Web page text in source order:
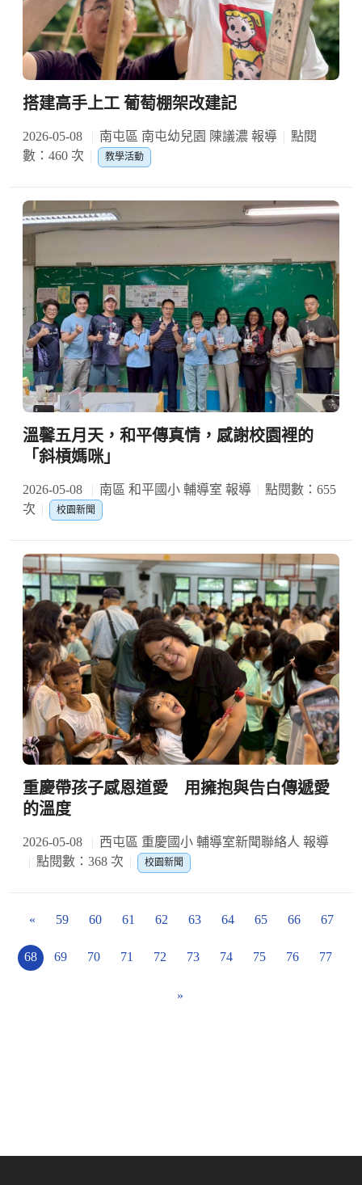
搭建高手上工 葡萄棚架改建記
2026-05-08 南屯區 南屯幼兒園 陳議濃 報導
點閱
數：460 次
教學活動
溫馨五月天，和平傳真情，感謝校園裡的
「斜槓媽咪」
2026-05-08 南區 和平國小 輔導室 報導
點閱數：655
次
校園新聞
重慶帶孩子感恩道愛 用擁抱與告白傳遞愛
的溫度
2026-05-08
西屯區 重慶國小 輔導室新聞聯絡人 報導
點閱數：368 次
校園新聞
« 59 60 61 62 63 64 65 66 67
68 69 70 71 72 73 74 75 76 77
»